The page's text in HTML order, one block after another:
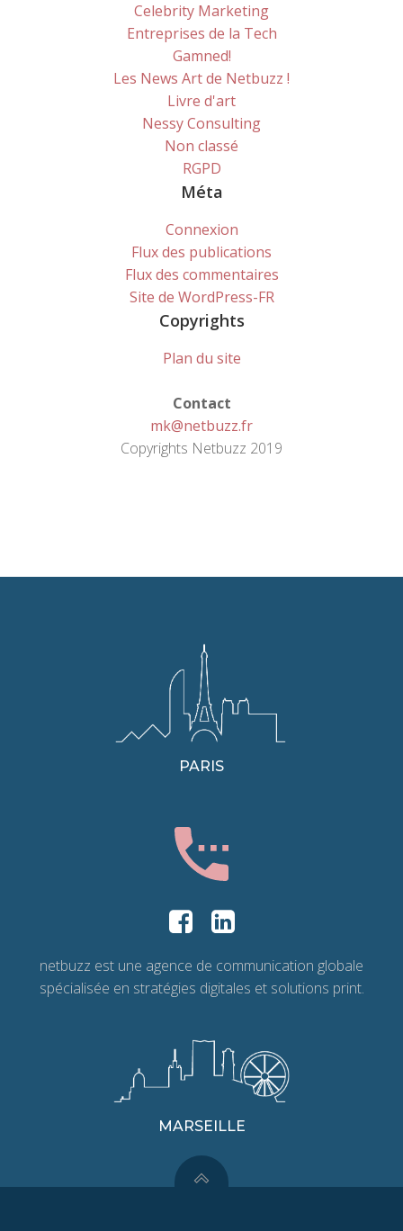
Celebrity Marketing
Entreprises de la Tech
Gamned!
Les News Art de Netbuzz !
Livre d'art
Nessy Consulting
Non classé
RGPD
Méta
Connexion
Flux des publications
Flux des commentaires
Site de WordPress-FR
Copyrights
Plan du site
Contact
mk@netbuzz.fr
Copyrights Netbuzz 2019
PARIS
netbuzz est une agence de communication globale
spécialisée en stratégies digitales et solutions print.
MARSEILLE